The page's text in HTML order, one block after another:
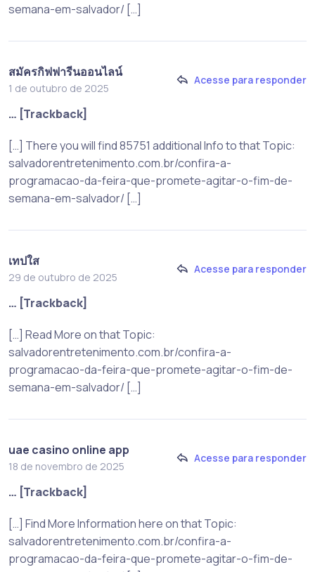
semana-em-salvador/ […]
สมัครกิฟฟารีนออนไลน์
1 de outubro de 2025
Acesse para responder
… [Trackback]
[…] There you will find 85751 additional Info to that Topic:
salvadorentretenimento.com.br/confira-a-
programacao-da-feira-que-promete-agitar-o-fim-de-
semana-em-salvador/ […]
เทปใส
29 de outubro de 2025
Acesse para responder
… [Trackback]
[…] Read More on that Topic:
salvadorentretenimento.com.br/confira-a-
programacao-da-feira-que-promete-agitar-o-fim-de-
semana-em-salvador/ […]
uae casino online app
18 de novembro de 2025
Acesse para responder
… [Trackback]
[…] Find More Information here on that Topic:
salvadorentretenimento.com.br/confira-a-
programacao-da-feira-que-promete-agitar-o-fim-de-